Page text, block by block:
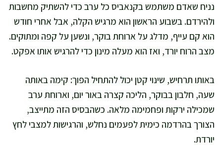
נניח שאדם משתמש בקנאביס כל ערב כדי להשתיק מחשבות
ולהירדם. בשבוע הראשון הוא מרגיש הקלה, אבל אחרי חודש
הוא קם עייף, מדלג על ארוחת בוקר, ונשען על קפה ומתוקים.
מצב הרוח יורד, ואז הוא מעלה מינון כדי להרגיש אותו אפקט.
באותו תרחיש, שינוי קטן יכול להתחיל הפוך: קימה באותה
שעה, חלבון בבוקר, הליכה קצרה באור יום, וארוחת ערב
שמכילה ירקות ופחמימה מלאה. כשהבסיס הזה מתייצב,
הצורך בהרדמה כימית לפעמים נחלש, והרגישות למצבי לחץ
יורדת.